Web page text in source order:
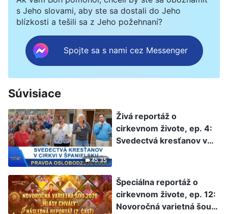
s Jeho slovami, aby ste sa dostali do Jeho
blízkosti a tešili sa z Jeho požehnaní?
Spojte sa s nami cez Messenger
Súvisiace
45:35
Živá reportáž o
cirkevnom živote, ep. 4:
Svedectvá kresťanov v
Špeciálna reportáž o
cirkevnom živote, ep. 12:
Novoročná varietná šou